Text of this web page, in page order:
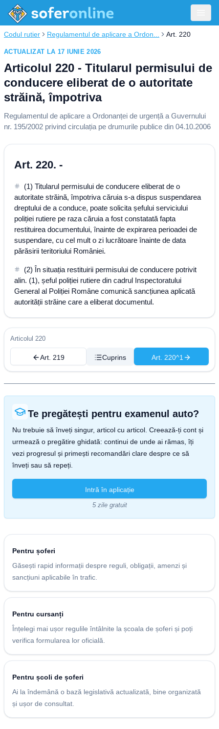
Codul rutier Regulamentul de aplicare a Ordon... Art. 220
ACTUALIZAT LA 17 IUNIE 2026
Articolul 220 - Titularul permisului de
conducere eliberat de o autoritate
străină, împotriva
Regulamentul de aplicare a Ordonanței de urgență a Guvernului
nr. 195/2002 privind circulația pe drumurile publice din 04.10.2006
Art. 220. -
(1) Titularul permisului de conducere eliberat de o
autoritate străină, împotriva căruia s-a dispus suspendarea
dreptului de a conduce, poate solicita șefului serviciului
poliției rutiere pe raza căruia a fost constatată fapta
restituirea documentului, înainte de expirarea perioadei de
suspendare, cu cel mult o zi lucrătoare înainte de data
părăsirii teritoriului României.
(2) În situația restituirii permisului de conducere potrivit
alin. (1), șeful poliției rutiere din cadrul Inspectoratului
General al Poliției Române comunică sancțiunea aplicată
autorității străine care a eliberat documentul.
Articolul 220
Art. 219 Cuprins Art. 220^1
Te pregătești pentru examenul auto?
Nu trebuie să înveți singur, articol cu articol. Creează-ți cont și
urmează o pregătire ghidată: continui de unde ai rămas, îți
vezi progresul și primești recomandări clare despre ce să
înveți sau să repeți.
Intră în aplicație
5 zile gratuit
Pentru șoferi
Găsești rapid informații despre reguli, obligații, amenzi și
sancțiuni aplicabile în trafic.
Pentru cursanți
Înțelegi mai ușor regulile întâlnite la școala de șoferi și poți
verifica formularea lor oficială.
Pentru școli de șoferi
Ai la îndemână o bază legislativă actualizată, bine organizată
și ușor de consultat.